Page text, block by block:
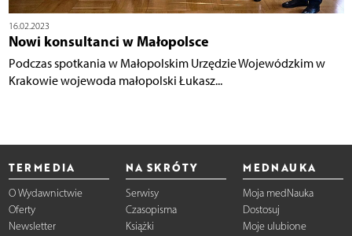
16.02.2023
Nowi konsultanci w Małopolsce
Podczas spotkania w Małopolskim Urzędzie Wojewódzkim w
Krakowie wojewoda małopolski Łukasz...
TERMEDIA
O Wydawnictwie
Oferty
Newsletter
NA SKRÓTY
Serwisy
Czasopisma
Książki
MEDNAUKA
Moja medNauka
Dostosuj
Moje ulubione